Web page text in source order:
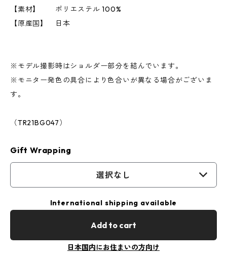
【素材】 ポリエステル 100%
【原産国】 日本
※モデル撮影時はショルダー部分を結んでいます。
※モニター発色の具合により色合いが異なる場合がございま
す。
（TR21BG047）
Gift Wrapping
選択なし
International shipping available
Add to cart
日本国内にお住まいの方向け